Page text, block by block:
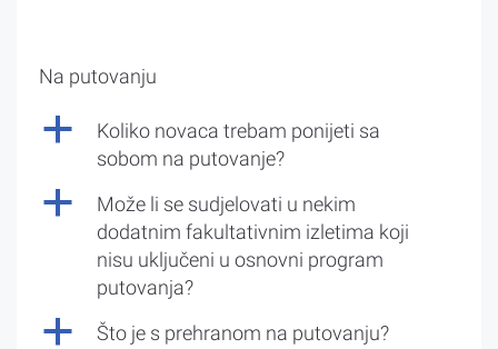
Na putovanju
a
Koliko novaca trebam ponijeti sa
sobom na putovanje?
a
Može li se sudjelovati u nekim
dodatnim fakultativnim izletima koji
nisu uključeni u osnovni program
putovanja?
a Što je s prehranom na putovanju?